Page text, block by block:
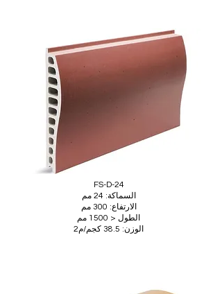
FS-D-24
السماكة: 24 مم
الارتفاع: 300 مم
الطول < 1500 مم
الوزن: 38.5 كجم/م2